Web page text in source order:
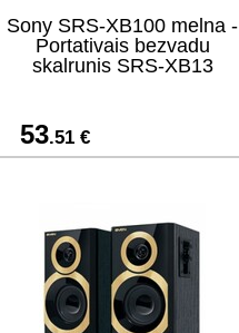
Sony SRS-XB100 melna -
Portativais bezvadu
skalrunis SRS-XB13
53.51 €